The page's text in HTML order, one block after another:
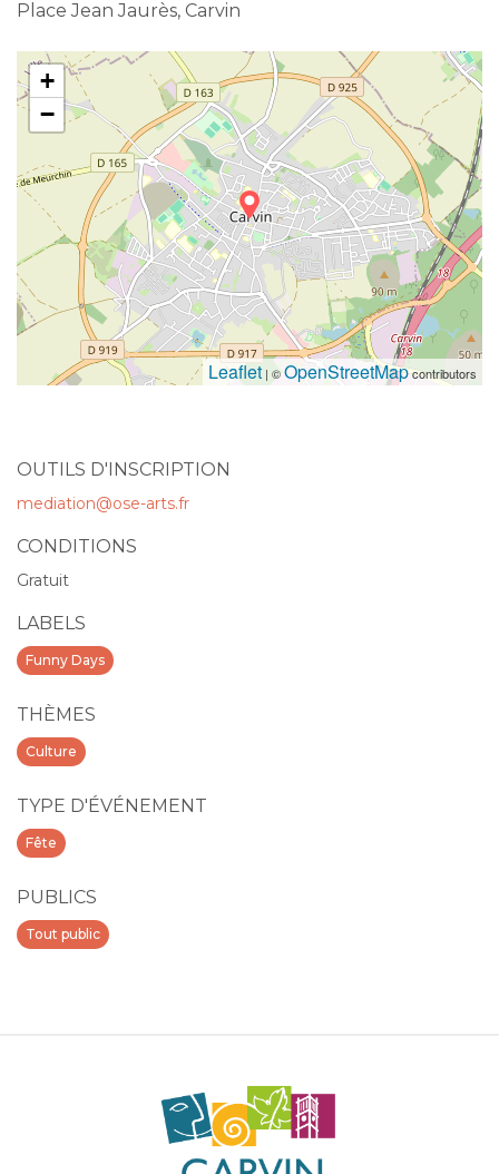
Place Jean Jaurès, Carvin
+
−
Leaflet | ©OpenStreetMapcontributors
OUTILS D'INSCRIPTION
mediation@ose-arts.fr
CONDITIONS
Gratuit
LABELS
Funny Days
THÈMES
Culture
TYPE D'ÉVÉNEMENT
Fête
PUBLICS
Tout public